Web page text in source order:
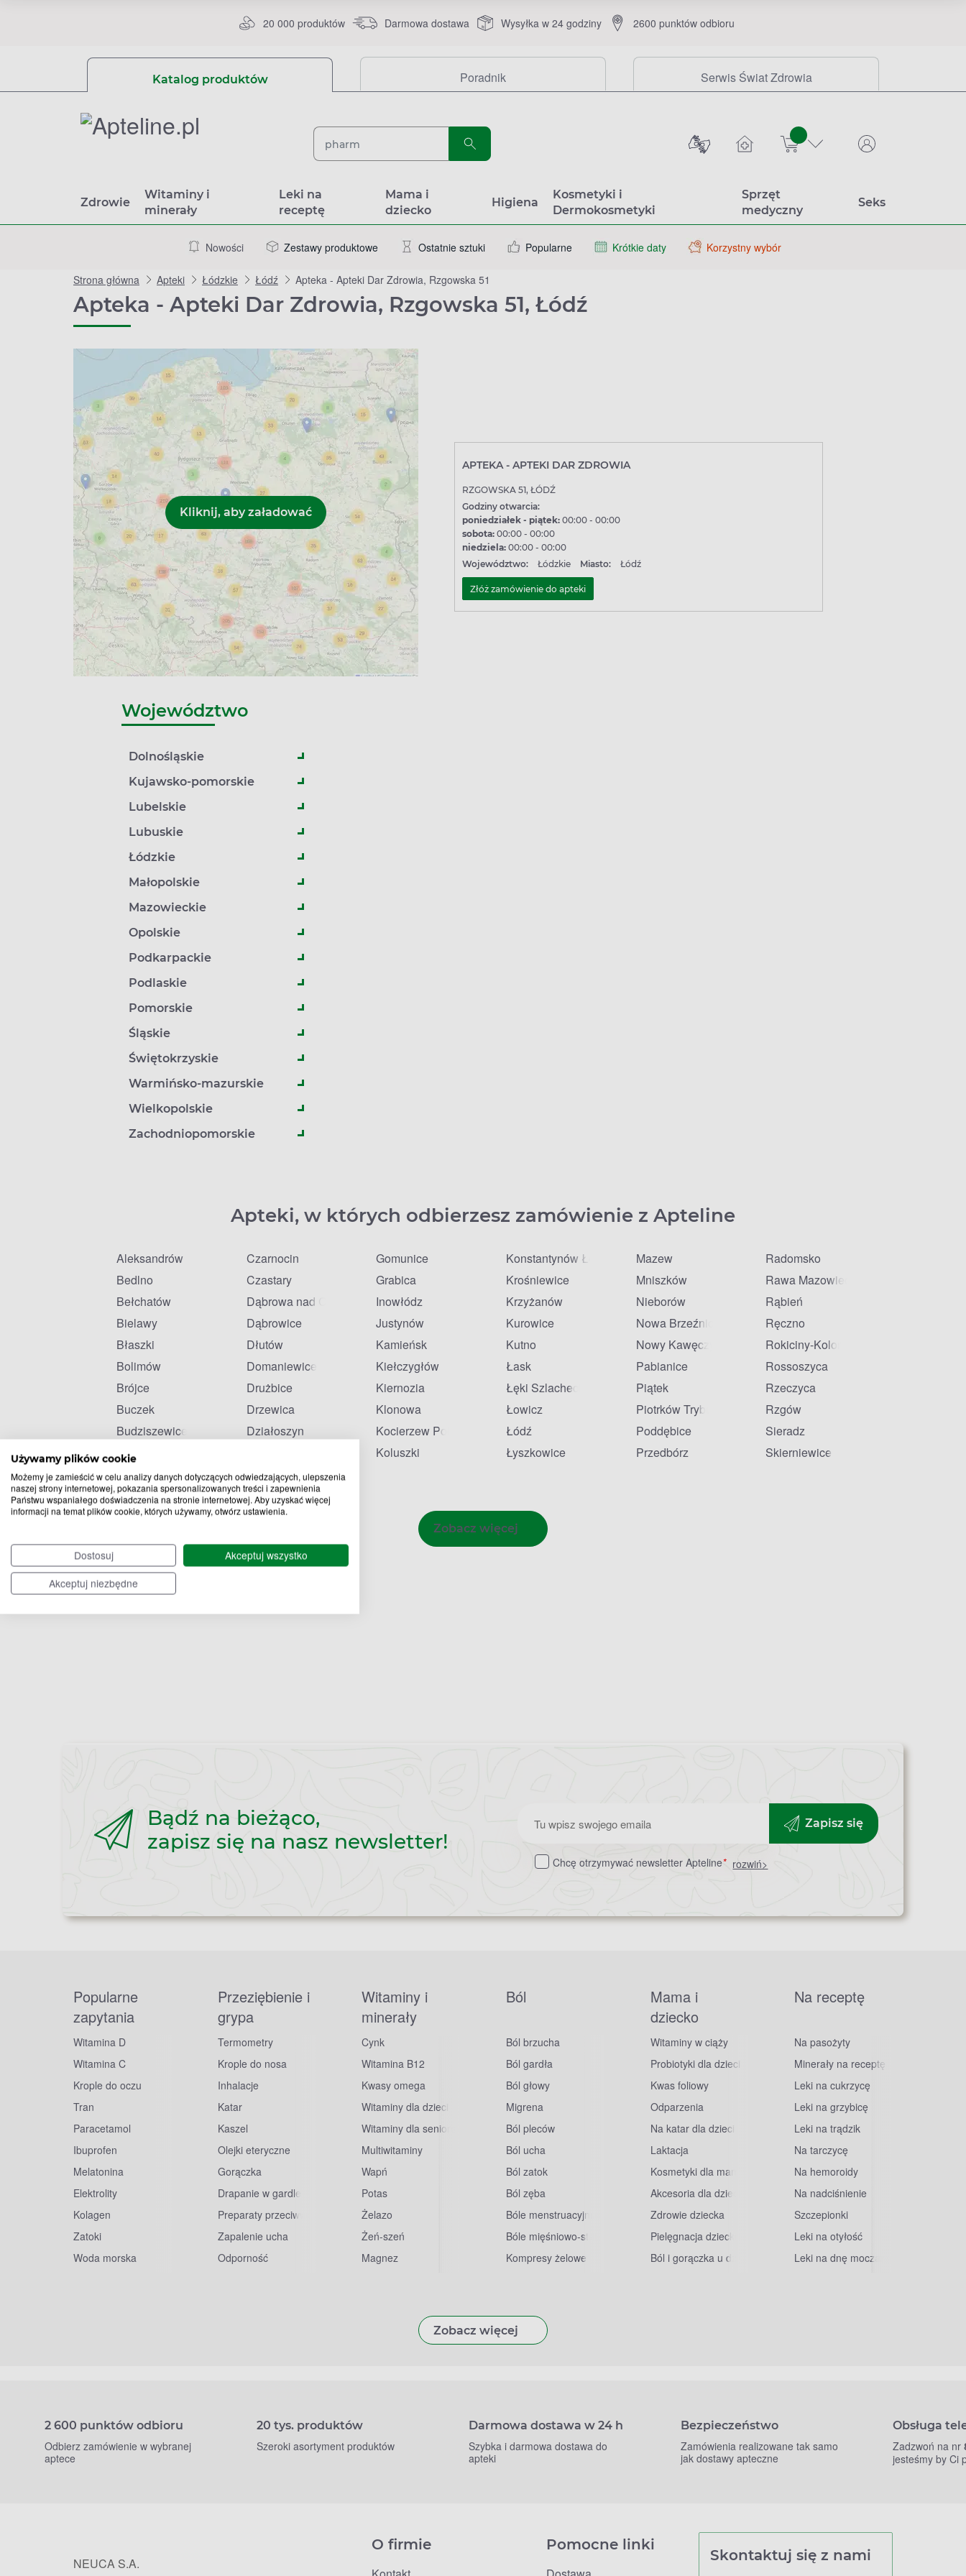
Używamy plików cookie
Możemy je zamieścić w celu analizy danych dotyczących odwiedzających, ulepszenia
naszej strony internetowej, pokazania spersonalizowanych treści i zapewnienia
Państwu wspaniałego doświadczenia na stronie internetowej. Aby uzyskać więcej
informacji na temat plików cookie, których używamy, otwórz ustawienia.
Dostosuj
Akceptuj wszystko
Akceptuj niezbędne
20 000 produktów Darmowa dostawa Wysyłka w 24 godziny 2600 punktów odbioru
Katalog produktów Poradnik Serwis Świat Zdrowia
sztuk
Zdrowie
Witaminy i
minerały
Leki na
receptę
Mama i
dziecko
Higiena
Kosmetyki i
Dermokosmetyki
Sprzęt
medyczny
Seks
Nowości Zestawy produktowe Ostatnie sztuki Popularne Krótkie daty Korzystny wybór
Strona główna Apteki Łódzkie Łódź Apteka - Apteki Dar Zdrowia, Rzgowska 51
Apteka - Apteki Dar Zdrowia, Rzgowska 51, Łódź
APTEKA - APTEKI DAR ZDROWIA
RZGOWSKA 51, ŁÓDŹ
Godziny otwarcia:
poniedziałek - piątek: 00:00 - 00:00
sobota: 00:00 - 00:00
niedziela: 00:00 - 00:00
Województwo:
Łódzkie Miasto: Łódź
Złóż zamówienie do apteki
Województwo
Dolnośląskie
Kujawsko-pomorskie
Lubelskie
Lubuskie
Łódzkie
Małopolskie
Mazowieckie
Opolskie
Podkarpackie
Podlaskie
Pomorskie
Śląskie
Świętokrzyskie
Warmińsko-mazurskie
Wielkopolskie
Zachodniopomorskie
Apteki, w których odbierzesz zamówienie z Apteline
Aleksandrów
Bedlno
Bełchatów
Bielawy
Błaszki
Bolimów
Brójce
Buczek
Budziszewice
Burzenin
Czarnocin
Czastary
Dąbrowa nad Czarną
Dąbrowice
Dłutów
Domaniewice
Drużbice
Drzewica
Działoszyn
Gomunice
Grabica
Inowłódz
Justynów
Kamieńsk
Kiełczygłów
Kiernozia
Klonowa
Kocierzew Południowy
Koluszki
Konstantynów Łódzki
Krośniewice
Krzyżanów
Kurowice
Kutno
Łask
Łęki Szlacheckie
Łowicz
Łódź
Łyszkowice
Mazew
Mniszków
Nieborów
Nowa Brzeźnica
Nowy Kawęczyn
Pabianice
Piątek
Piotrków Trybunalski
Poddębice
Przedbórz
Radomsko
Rawa Mazowiecka
Rąbień
Ręczno
Rokiciny-Kolonia
Rossoszyca
Rzeczyca
Rzgów
Sieradz
Skierniewice
Zobacz więcej
Bądź na bieżąco,
zapisz się na nasz newsletter!
Zapisz
do
Zapisz się
Chcę otrzymywać newsletter Apteline* rozwiń>
Popularne
zapytania
Witamina D
Witamina C
Krople do oczu
Tran
Paracetamol
Ibuprofen
Melatonina
Elektrolity
Kolagen
Zatoki
Woda morska
Przeziębienie i
grypa
Termometry
Krople do nosa
Inhalacje
Katar
Kaszel
Olejki eteryczne
Gorączka
Drapanie w gardle
Preparaty przeciwwirusowe
Zapalenie ucha
Odporność
Witaminy i
minerały
Cynk
Witamina B12
Kwasy omega
Witaminy dla dzieci
Witaminy dla seniorów
Multiwitaminy
Wapń
Potas
Żelazo
Żeń-szeń
Magnez
Ból
Ból brzucha
Ból gardła
Ból głowy
Migrena
Ból pleców
Ból ucha
Ból zatok
Ból zęba
Bóle menstruacyjne
Bóle mięśniowo-stawowe
Kompresy żelowe
Mama i
dziecko
Witaminy w ciąży
Probiotyki dla dzieci
Kwas foliowy
Odparzenia
Na katar dla dzieci
Laktacja
Kosmetyki dla mam
Akcesoria dla dzieci
Zdrowie dziecka
Pielęgnacja dziecka
Ból i gorączka u dzieci
Na receptę
Na pasożyty
Minerały na receptę
Leki na cukrzycę
Leki na grzybicę
Leki na trądzik
Na tarczycę
Na hemoroidy
Na nadciśnienie
Szczepionki
Leki na otyłość
Leki na dnę moczanową
Zobacz więcej
2 600 punktów odbioru
Odbierz zamówienie w wybranej
aptece
20 tys. produktów
Szeroki asortyment produktów
Darmowa dostawa w 24 h
Szybka i darmowa dostawa do
apteki
Bezpieczeństwo
Zamówienia realizowane tak samo
jak dostawy apteczne
Obsługa
Zadzwoń na nr
jesteśmy by Ci
NEUCA S.A.
O firmie Pomocne linki
Skontaktuj się z nami